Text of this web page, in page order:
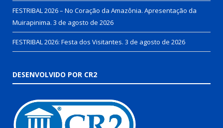
FESTRIBAL 2026 – No Coração da Amazônia. Apresentação da
Muirapinima. 3 de agosto de 2026
FESTRIBAL 2026: Festa dos Visitantes. 3 de agosto de 2026
DESENVOLVIDO POR CR2